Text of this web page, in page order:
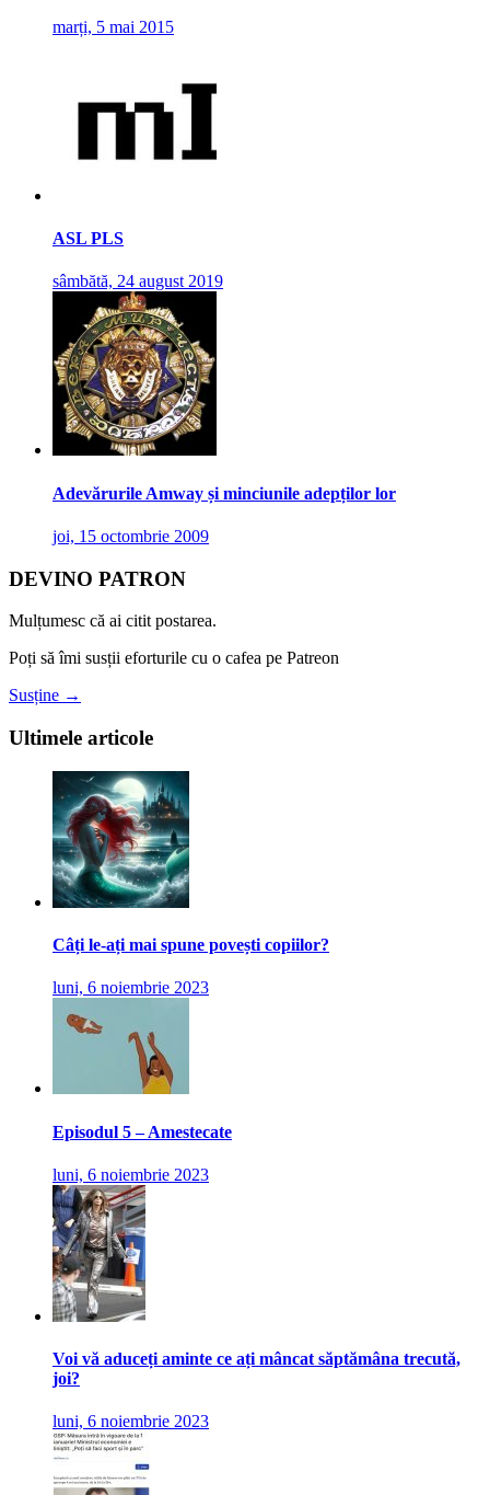
marți, 5 mai 2015
ASL PLS
sâmbătă, 24 august 2019
Adevărurile Amway și minciunile adepților lor
joi, 15 octombrie 2009
DEVINO PATRON
Mulțumesc că ai citit postarea.
Poți să îmi susții eforturile cu o cafea pe Patreon
Susține →
Ultimele articole
Câți le-ați mai spune povești copiilor?
luni, 6 noiembrie 2023
Episodul 5 – Amestecate
luni, 6 noiembrie 2023
Voi vă aduceți aminte ce ați mâncat săptămâna trecută,
joi?
luni, 6 noiembrie 2023